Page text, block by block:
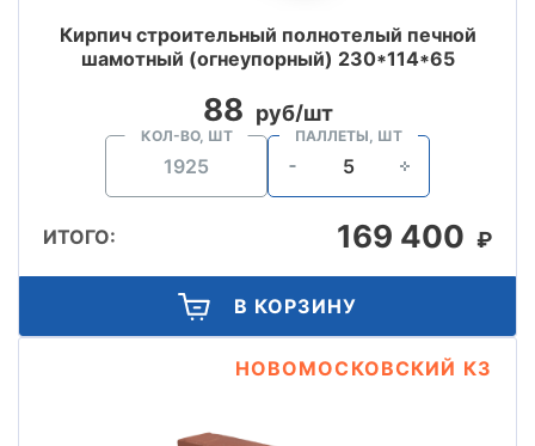
Кирпич строительный полнотелый печной
шамотный (огнеупорный) 230*114*65
88 руб/шт
КОЛ-ВО, ШТ ПАЛЛЕТЫ, ШТ
ИТОГО: 169 400 ₽
В КОРЗИНУ
НОВОМОСКОВСКИЙ КЗ